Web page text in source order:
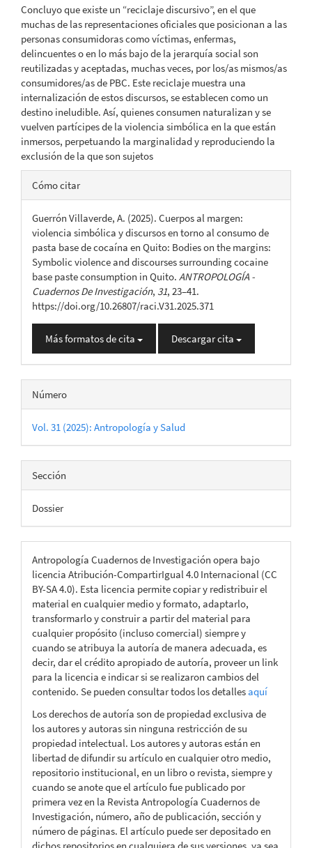
Concluyo que existe un “reciclaje discursivo”, en el que
muchas de las representaciones oficiales que posicionan a las
personas consumidoras como víctimas, enfermas,
delincuentes o en lo más bajo de la jerarquía social son
reutilizadas y aceptadas, muchas veces, por los/as mismos/as
consumidores/as de PBC. Este reciclaje muestra una
internalización de estos discursos, se establecen como un
destino ineludible. Así, quienes consumen naturalizan y se
vuelven partícipes de la violencia simbólica en la que están
inmersos, perpetuando la marginalidad y reproduciendo la
exclusión de la que son sujetos
Detalles
del
artículo
Cómo citar
Guerrón Villaverde, A. (2025). Cuerpos al margen:
violencia simbólica y discursos en torno al consumo de
pasta base de cocaína en Quito: Bodies on the margins:
Symbolic violence and discourses surrounding cocaine
base paste consumption in Quito. ANTROPOLOGÍA -
Cuadernos De Investigación, 31, 23–41.
https://doi.org/10.26807/raci.V31.2025.371
Más formatos de cita Descargar cita
Número
Vol. 31 (2025): Antropología y Salud
Sección
Dossier
Antropología Cuadernos de Investigación opera bajo
licencia Atribución-CompartirIgual 4.0 Internacional (CC
BY-SA 4.0). Esta licencia permite copiar y redistribuir el
material en cualquier medio y formato, adaptarlo,
transformarlo y construir a partir del material para
cualquier propósito (incluso comercial) siempre y
cuando se atribuya la autoría de manera adecuada, es
decir, dar el crédito apropiado de autoría, proveer un link
para la licencia e indicar si se realizaron cambios del
contenido. Se pueden consultar todos los detallesaquí
Los derechos de autoría son de propiedad exclusiva de
los autores y autoras sin ninguna restricción de su
propiedad intelectual. Los autores y autoras están en
libertad de difundir su artículo en cualquier otro medio,
repositorio institucional, en un libro o revista, siempre y
cuando se anote que el artículo fue publicado por
primera vez en la Revista Antropología Cuadernos de
Investigación, número, año de publicación, sección y
número de páginas. El artículo puede ser depositado en
dichos repositorios en cualquiera de sus versiones, ya sea